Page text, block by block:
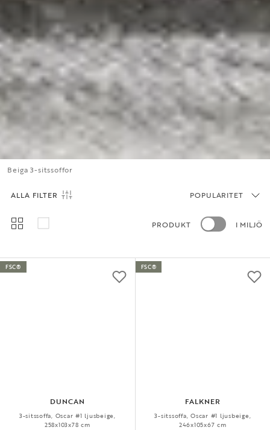
Beiga 3-sitssoffor
ALLA FILTER
PRODUKT I MILJÖ
POPULARITET
DUNCAN
3-sitssoffa, Oscar #1 ljusbeige,
258x103x78 cm
FSC®
FALKNER
3-sitssoffa, Oscar #1 ljusbeige,
246x105x67 cm
FSC®